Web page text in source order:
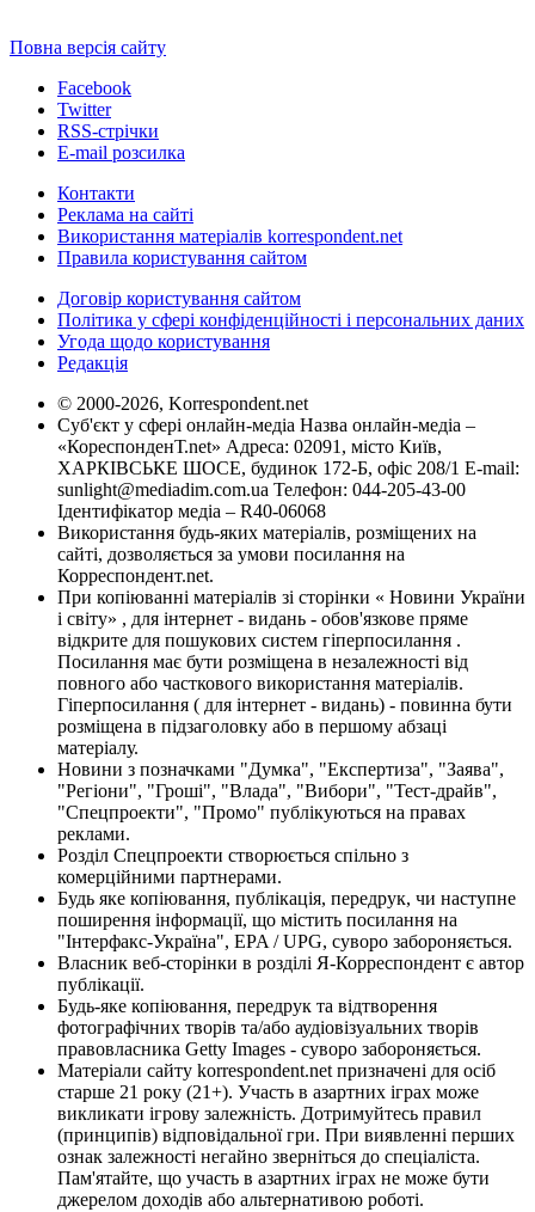
Повна версія сайту
Facebook
Twitter
RSS-стрічки
E-mail розсилка
Контакти
Реклама на сайті
Використання матеріалів korrespondent.net
Правила користування сайтом
Договір користування сайтом
Політика у сфері конфіденційності і персональних даних
Угода щодо користування
Редакція
© 2000-2026, Korrespondent.net
Суб'єкт у сфері онлайн-медіа Назва онлайн-медіа –
«КореспонденТ.net» Адреса: 02091, місто Київ,
ХАРКІВСЬКЕ ШОСЕ, будинок 172-Б, офіс 208/1 E-mail:
sunlight@mediadim.com.ua Телефон: 044-205-43-00
Ідентифікатор медіа – R40-06068
Використання будь-яких матеріалів, розміщених на
сайті, дозволяється за умови посилання на
Корреспондент.net.
При копіюванні матеріалів зі сторінки « Новини України
і світу» , для інтернет - видань - обов'язкове пряме
відкрите для пошукових систем гіперпосилання .
Посилання має бути розміщена в незалежності від
повного або часткового використання матеріалів.
Гіперпосилання ( для інтернет - видань) - повинна бути
розміщена в підзаголовку або в першому абзаці
матеріалу.
Новини з позначками "Думка", "Експертиза", "Заява",
"Регіони", "Гроші", "Влада", "Вибори", "Тест-драйв",
"Спецпроекти", "Промо" публікуються на правах
реклами.
Розділ Спецпроекти створюється спільно з
комерційними партнерами.
Будь яке копіювання, публікація, передрук, чи наступне
поширення інформації, що містить посилання на
"Інтерфакс-Україна", EPA / UPG, суворо забороняється.
Власник веб-сторінки в розділі Я-Корреспондент є автор
публікації.
Будь-яке копіювання, передрук та відтворення
фотографічних творів та/або аудіовізуальних творів
правовласника Getty Images - суворо забороняється.
Матеріали сайту korrespondent.net призначені для осіб
старше 21 року (21+). Участь в азартних іграх може
викликати ігрову залежність. Дотримуйтесь правил
(принципів) відповідальної гри. При виявленні перших
ознак залежності негайно зверніться до спеціаліста.
Пам'ятайте, що участь в азартних іграх не може бути
джерелом доходів або альтернативою роботі.